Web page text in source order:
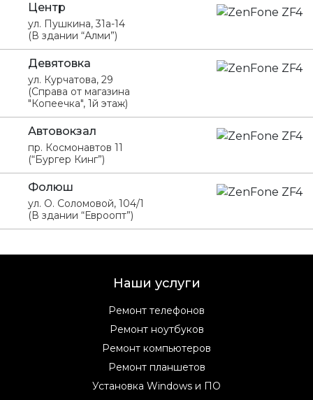
Центр
ул. Пушкина, 31а-14
(В здании “Алми”)
Девятовка
ул. Курчатова, 29
(Справа от магазина
"Копеечка", 1й этаж)
Автовокзал
пр. Космонавтов 11
(“Бургер Кинг”)
Фолюш
ул. О. Соломовой, 104/1
(В здании “Евроопт”)
Наши услуги
Ремонт телефонов
Ремонт ноутбуков
Ремонт компьютеров
Ремонт планшетов
Установка Windows и ПО